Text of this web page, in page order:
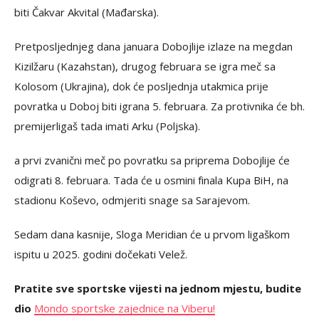
biti Čakvar Akvital (Mađarska).
Pretposljednjeg dana januara Dobojlije izlaze na megdan
Kizilžaru (Kazahstan), drugog februara se igra meč sa
Kolosom (Ukrajina), dok će posljednja utakmica prije
povratka u Doboj biti igrana 5. februara. Za protivnika će bh.
premijerligaš tada imati Arku (Poljska).
a prvi zvanični meč po povratku sa priprema Dobojlije će
odigrati 8. februara. Tada će u osmini finala Kupa BiH, na
stadionu Koševo, odmjeriti snage sa Sarajevom.
Sedam dana kasnije, Sloga Meridian će u prvom ligaškom
ispitu u 2025. godini dočekati Velež.
Pratite sve sportske vijesti na jednom mjestu, budite
dio Mondo sportske zajednice na Viberu!